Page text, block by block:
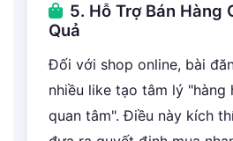
5. Hỗ Trợ Bán Hàng
Quả
Đối với shop online, bài
nhiều like tạo tâm lý "hàng
quan tâm". Điều này kích